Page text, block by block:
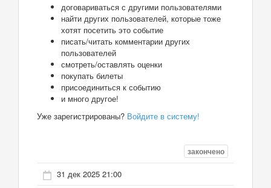
договариваться с другими пользователями
найти других пользователей, которые тоже
хотят посетить это событие
писать/читать комментарии других
пользователей
смотреть/оставлять оценки
покупать билеты
присоединиться к событию
и много другое!
Уже зарегистрированы? Войдите в систему!
закончено
31 дек 2025 21:00